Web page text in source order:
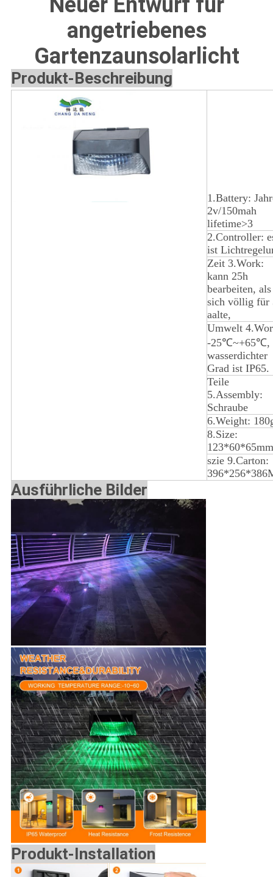
Neuer Entwurf für
angetriebenes
Gartenzaunsolarlicht
Produkt-Beschreibung
1.Battery:
2v/150mah
lifetime>3
2.Controller:
ist
Zeit 3.Work:
kann 25h
bearbeiten,
sich völlig für
aalte,
Umwelt
-25℃~+65℃,
wasserdichter
Grad ist IP65.
Teile
5.Assembly:
Schraube
6.Weight:
8.Size:
123*60*65mm
szie 9.Carton:
Ausführliche Bilder
Produkt-Installation